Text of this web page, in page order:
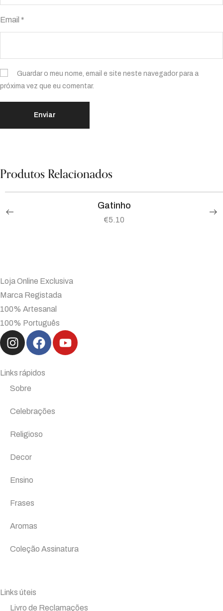
Email *
Guardar o meu nome, email e site neste navegador para a
próxima vez que eu comentar.
Produtos Relacionados
Gatinho
€5.10
Loja Online Exclusiva
Marca Registada
100% Artesanal
100% Português
Links rápidos
Sobre
Celebrações
Religioso
Decor
Ensino
Frases
Aromas
Coleção Assinatura
Links úteis
Livro de Reclamações